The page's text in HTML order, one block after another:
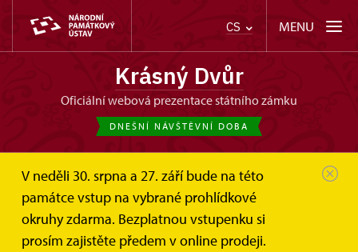
CS MENU
Krásný Dvůr
oficiální webová prezentace státního zámku
DNEŠNÍ NÁVŠTĚVNÍ DOBA
V neděli 30. srpna a 27. září bude na této
památce vstup na vybrané prohlídkové
okruhy zdarma. Bezplatnou vstupenku si
prosím zajistěte předem v online prodeji.
Koncert Jiřího Stivína